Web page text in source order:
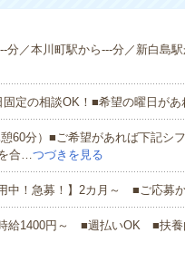
分／本川町駅から---分／新白島
定の相談OK！■希望の曜日があ
60分）■ご希望があれば下記シ
合…つづきを見る
中！急募！】2カ月～ ■ご応募
給1400円～ ■週払いOK ■扶